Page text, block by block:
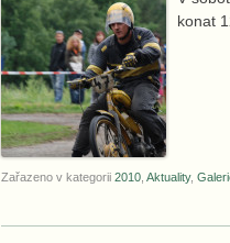
konat
Zařazeno v kategorii 2010 Aktuality,